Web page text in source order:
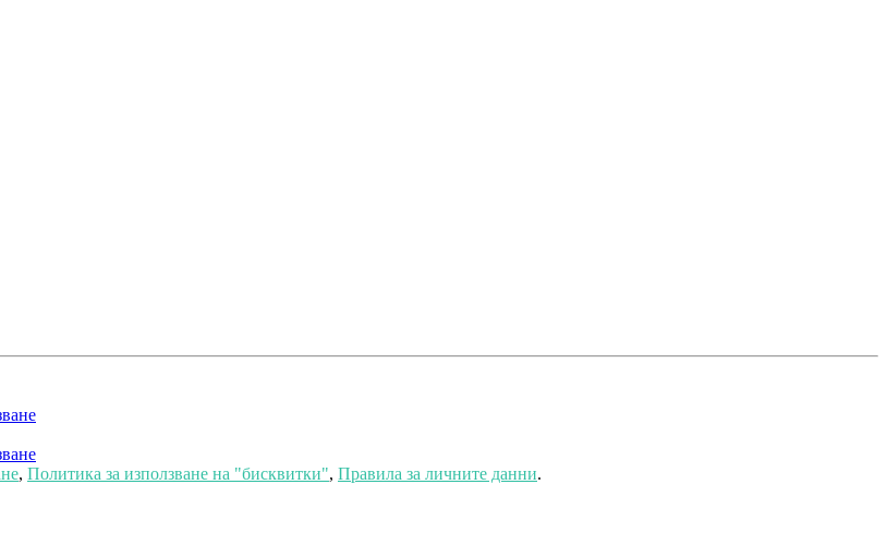
, Политика за използване на "бисквитки", Правила за личните данни.